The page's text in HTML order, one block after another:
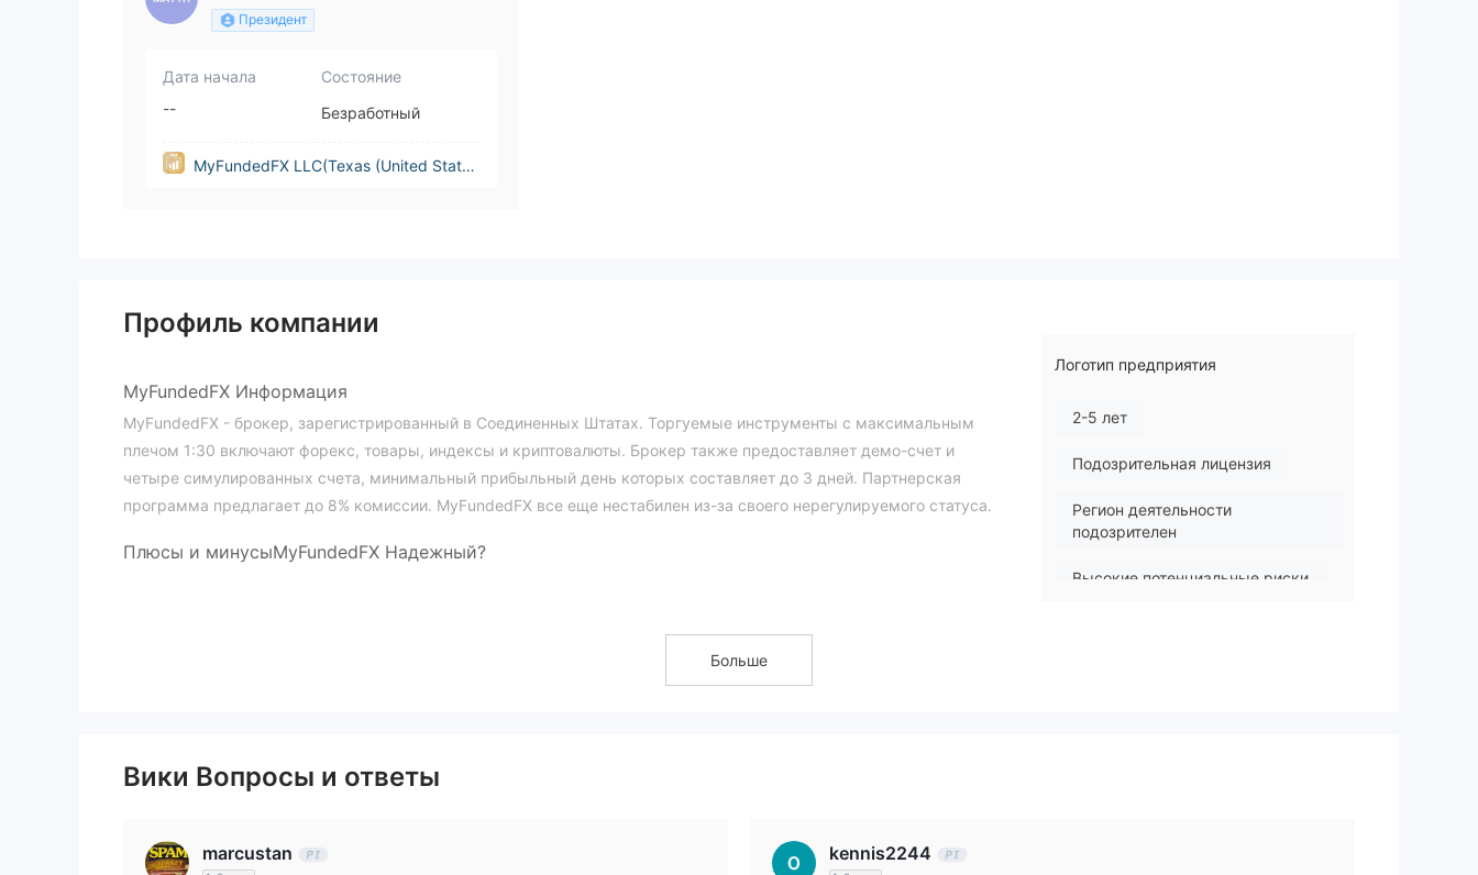
Президент
Дата начала
--
Состояние
Безработный
MyFundedFX LLC(Texas (United State
Профиль компании
MyFundedFX Информация
MyFundedFX - брокер, зарегистрированный в Соединенных Штатах. Торгуемые инструменты с максимальным
плечом 1:30 включают форекс, товары, индексы и криптовалюты. Брокер также предоставляет демо-счет и
четыре симулированных счета, минимальный прибыльный день которых составляет до 3 дней. Партнерская
программа предлагает до 8% комиссии. MyFundedFX все еще нестабилен из-за своего нерегулируемого статуса.
Плюсы и минусыMyFundedFX Надежный?
форекс, товары, индексы и
MyFundedFX имеет типы демо- и симуляционных счетов:
основном используется для ознакомления трейдеров с торговой платформой и только для образовательных целей.
Торговая платформа
Логотип предприятия
2-5 лет
Подозрительная лицензия
Регион деятельности
подозрителен
Высокие потенциальные риски
Больше
Вики Вопросы и ответы
marcustan kennis2244